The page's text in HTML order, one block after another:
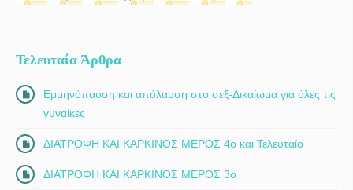
Τελευταία Άρθρα
Εμμηνόπαυση και απόλαυση στο σεξ-Δικαίωμα για όλες τις
γυναίκες
ΔΙΑΤΡΟΦΗ ΚΑΙ ΚΑΡΚΙΝΟΣ ΜΕΡΟΣ 4ο και Τελευταίο
ΔΙΑΤΡΟΦΗ ΚΑΙ ΚΑΡΚΙΝΟΣ ΜΕΡΟΣ 3ο